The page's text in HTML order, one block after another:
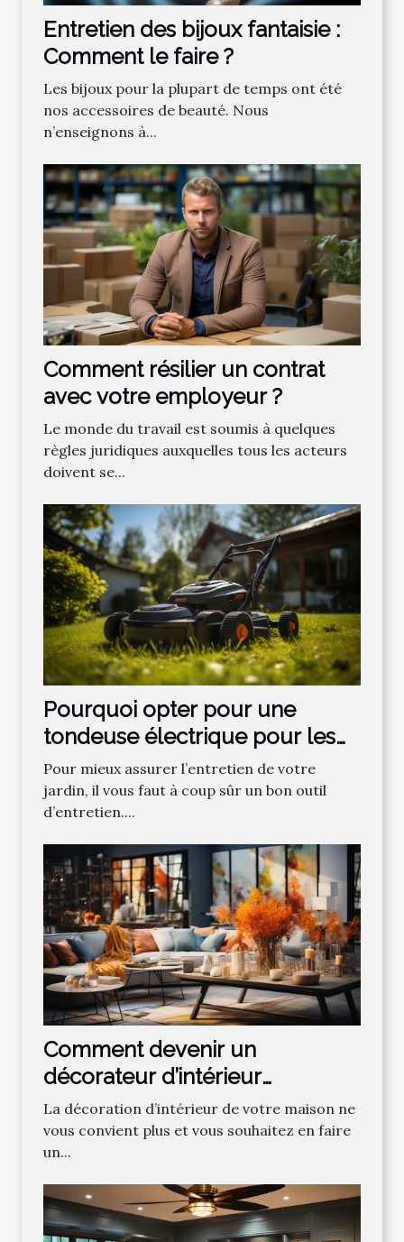
Entretien des bijoux fantaisie :
Comment le faire ?
Les bijoux pour la plupart de temps ont été
nos accessoires de beauté. Nous
n’enseignons à...
Comment résilier un contrat
avec votre employeur ?
Le monde du travail est soumis à quelques
règles juridiques auxquelles tous les acteurs
doivent se...
Pourquoi opter pour une
tondeuse électrique pour les
gazons ?
Pour mieux assurer l’entretien de votre
jardin, il vous faut à coup sûr un bon outil
d’entretien....
Comment devenir un
décorateur d’intérieur
professionnel ?
La décoration d’intérieur de votre maison ne
vous convient plus et vous souhaitez en faire
un...